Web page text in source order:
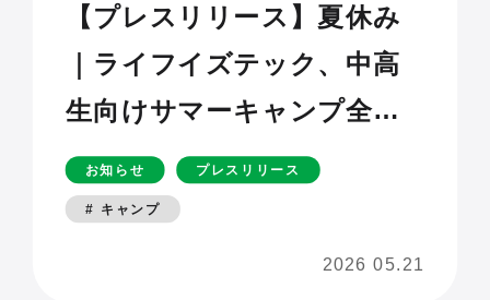
【プレスリリース】夏休み
｜ライフイズテック、中高
生向けサマーキャンプ全コ
ースを「AIキャンプ」へ全
面リニューアル。東京大
学・慶應大・早稲田大など
お知らせ プレスリリース
# キャンプ
2026 05.21